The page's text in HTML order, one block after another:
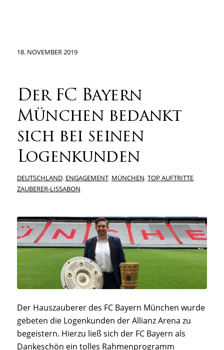
18. NOVEMBER 2019
Der FC Bayern
München bedankt
sich bei seinen
Logenkunden
DEUTSCHLAND, ENGAGEMENT, MÜNCHEN,TOP AUFTRITTE,
ZAUBERER-LISSABON
Der Hauszauberer des FC Bayern München wurde
gebeten die Logenkunden der Allianz Arena zu
begeistern. Hierzu ließ sich der FC Bayern als
Dankeschön ein tolles Rahmenprogramm